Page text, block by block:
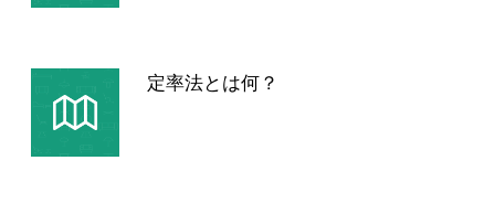
定率法とは何？